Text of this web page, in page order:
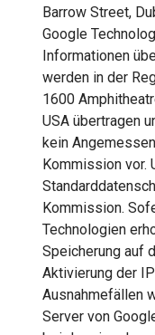
Barrow Street,
Google
Informationen
werden in der
1600
USA übertragen
kein
Kommission vor.
Kommission.
Technologien
Speicherung auf
Aktivierung der
Ausnahmefällen
Server von